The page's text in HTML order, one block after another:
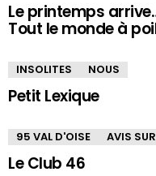
Le printemps
Tout le monde à
INSOLITES NOUS
Petit Lexique
95 VAL D'OISE AVIS
Le Club 46